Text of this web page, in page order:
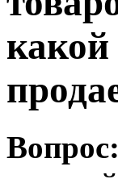
Вопрос: